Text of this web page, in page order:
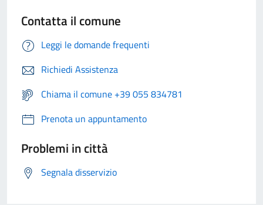
Contatta il comune
Leggi le domande frequenti
Richiedi Assistenza
Chiama il comune +39 055 834781
Prenota un appuntamento
Problemi in città
Segnala disservizio